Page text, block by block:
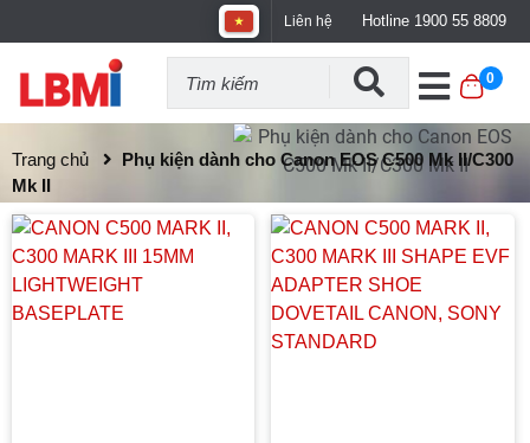
Liên hệ Hotline 1900 55 8809
0
Trang chủ
Phụ kiện dành cho Canon EOS C500 Mk II/C300
Mk II